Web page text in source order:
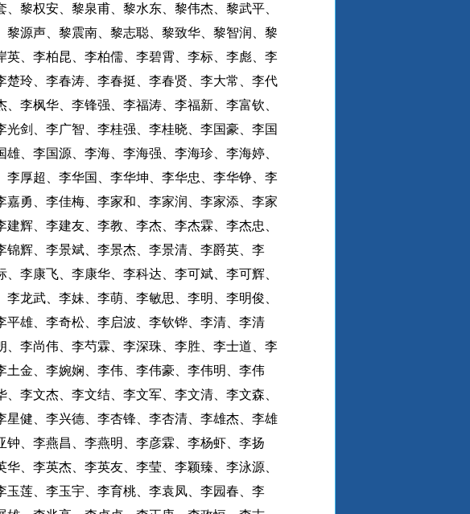
黎权安、黎泉甫、黎水东、黎伟杰、黎武平、
源声、黎震南、黎志聪、黎致华、黎智润、黎
、李柏昆、李柏儒、李碧霄、李标、李彪、李
玲、李春涛、李春挺、李春贤、李大常、李代
李枫华、李锋强、李福涛、李福新、李富钦、
剑、李广智、李桂强、李桂晓、李国豪、李国
、李国源、李海、李海强、李海珍、李海婷、
厚超、李华国、李华坤、李华忠、李华铮、李
勇、李佳梅、李家和、李家润、李家添、李家
辉、李建友、李教、李杰、李杰霖、李杰忠、
辉、李景斌、李景杰、李景清、李爵英、李
李康飞、李康华、李科达、李可斌、李可辉、
龙武、李妹、李萌、李敏思、李明、李明俊、
雄、李奇松、李启波、李钦铧、李清、李清
李尚伟、李芍霖、李深珠、李胜、李士道、李
金、李婉娴、李伟、李伟豪、李伟明、李伟
李文杰、李文结、李文军、李文清、李文森、
健、李兴德、李杏锋、李杏清、李雄杰、李雄
、李燕昌、李燕明、李彦霖、李杨虾、李扬
、李英杰、李英友、李莹、李颖臻、李泳源、
莲、李玉宇、李育桃、李袁凤、李园春、李